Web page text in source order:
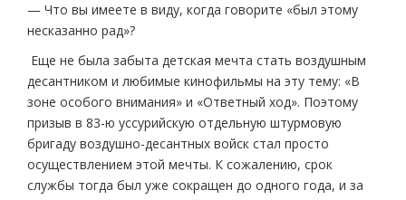
— Что вы имеете в виду, когда говорите «был этому
несказанно рад»?
Еще не была забыта детская мечта стать воздушным
десантником и любимые кинофильмы на эту тему: «В
зоне особого внимания» и «Ответный ход». Поэтому
призыв в 83-ю уссурийскую отдельную штурмовую
бригаду воздушно-десантных войск стал просто
осуществлением этой мечты. К сожалению, срок
службы тогда был уже сокращен до одного года, и за